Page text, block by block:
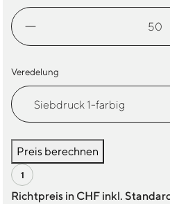
Windjacke
B&C
/Women
Menge
Veredelung
Preis berechnen
Richtpreis in CHF inkl.